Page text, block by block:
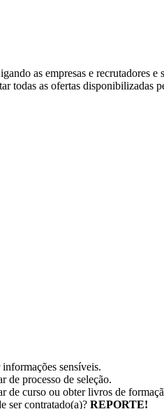
as empresas e recrutadores
todas as ofertas disponibilizadas
sensíveis.
de processo de seleção.
de curso ou obter livros de
ser contratado(a)? REPORTE!